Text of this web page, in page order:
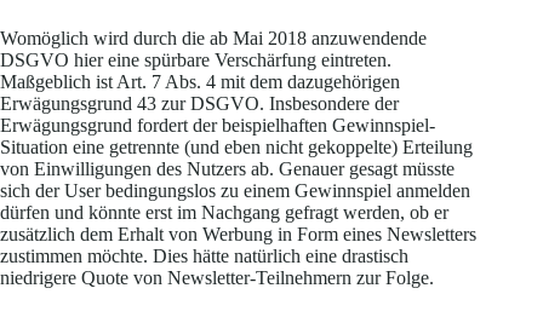
Womöglich wird durch die ab Mai 2018 anzuwendende
DSGVO hier eine spürbare Verschärfung eintreten.
Maßgeblich ist Art. 7 Abs. 4 mit dem dazugehörigen
Erwägungsgrund 43 zur DSGVO. Insbesondere der
Erwägungsgrund fordert der beispielhaften Gewinnspiel-
Situation eine getrennte (und eben nicht gekoppelte) Erteilung
von Einwilligungen des Nutzers ab. Genauer gesagt müsste
sich der User bedingungslos zu einem Gewinnspiel anmelden
dürfen und könnte erst im Nachgang gefragt werden, ob er
zusätzlich dem Erhalt von Werbung in Form eines Newsletters
zustimmen möchte. Dies hätte natürlich eine drastisch
niedrigere Quote von Newsletter-Teilnehmern zur Folge.